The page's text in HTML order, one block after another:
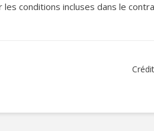
conditions incluses dans le